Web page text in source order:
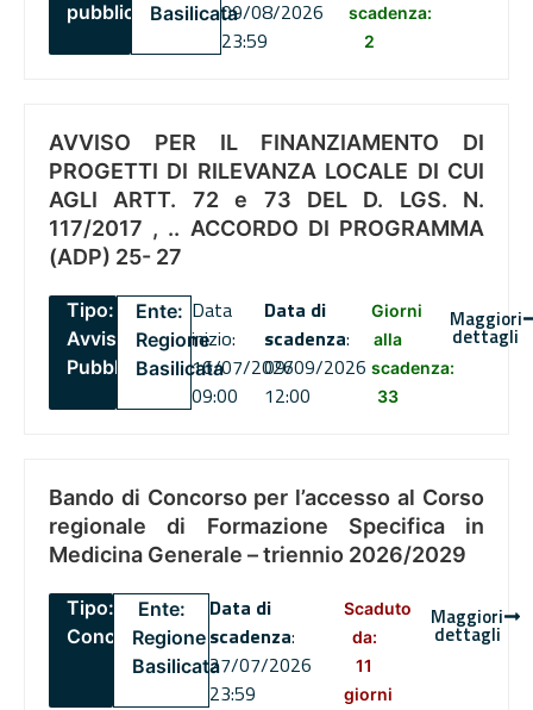
pubblico Basilicata09/08/2026
23:59
scadenza:
2
AVVISO PER IL FINANZIAMENTO DI
PROGETTI DI RILEVANZA LOCALE DI CUI
AGLI ARTT. 72 e 73 DEL D. LGS. N.
117/2017 , .. ACCORDO DI PROGRAMMA
(ADP) 25- 27
Tipo:
Avviso
Pubblico
Ente:
Regione
Basilicata
Data
inizio:
16/07/2026
09:00
Data di
scadenza:
09/09/2026
12:00
Giorni
alla
scadenza:
33
Maggiori
dettagli
Bando di Concorso per l’accesso al Corso
regionale di Formazione Specifica in
Medicina Generale – triennio 2026/2029
Tipo:
Concorsi
Ente:
Regione
Basilicata
Data di
scadenza:
27/07/2026
23:59
Scaduto
da:
11
giorni
Maggiori
dettagli